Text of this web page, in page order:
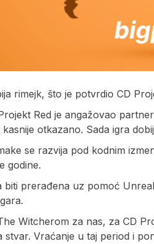
rimejk, što je potvrdio CD
Red je angažovao
otkazano. Sada igra
se razvija pod kodnim
godine.
biti prerađena uz pomoć
Witcherom za nas, za CD
stvar. Vraćanje u taj period i